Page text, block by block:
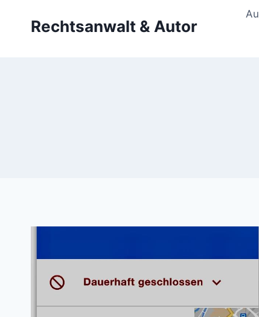
Rechtsanwalt & Autor